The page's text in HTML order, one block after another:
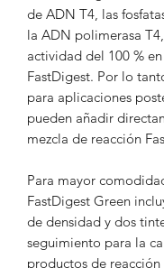
de ADN T4, las
la ADN polimerasa
actividad del 100 %
FastDigest. Por lo
para aplicaciones
pueden añadir
mezcla de reacción
Para mayor
FastDigest Green
de densidad y dos
seguimiento para la
productos de